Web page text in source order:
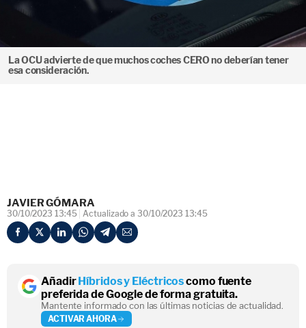
La OCU advierte de que muchos coches CERO no deberían tener
esa consideración.
JAVIER GÓMARA
30/10/2023 13:45 Actualizado a 30/10/2023 13:45
AñadirHíbridos y Eléctricoscomo fuente
preferida de Google de forma gratuita.
Mantente informado con las últimas noticias de actualidad.
ACTIVAR AHORA